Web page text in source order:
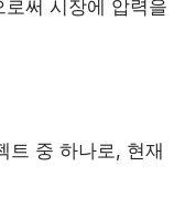
써 시장에 압력을
트 중 하나로, 현재